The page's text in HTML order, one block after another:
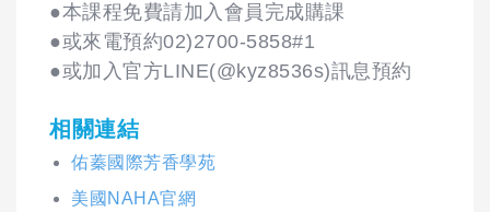
●本課程免費請加入會員完成購課
●或來電預約02)2700-5858#1
●或加入官方LINE(@kyz8536s)訊息預約
相關連結
佑蓁國際芳香學苑
美國NAHA官網